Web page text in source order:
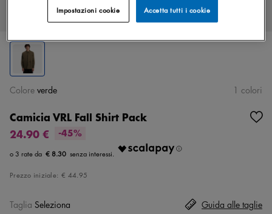
Camicia VRL Fall Shirt Pack
24.90 €
-45%
€ 8.30
Prezzo iniziale: € 44.95
Colore verde 1 colori
Taglia Seleziona Guida alle taglie
Accetta tutti i cookie
Impostazioni cookie